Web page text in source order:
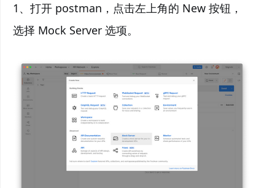
1、打开 postman，点击左上角的 New 按钮，
选择 Mock Server 选项。